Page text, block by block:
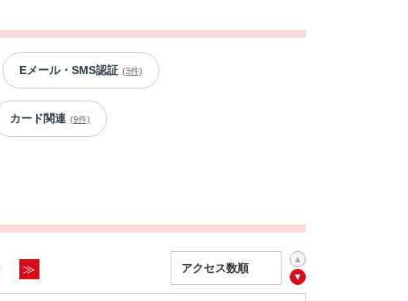
Eメール・SMS認証 (3件)
カード関連 (9件)
≫